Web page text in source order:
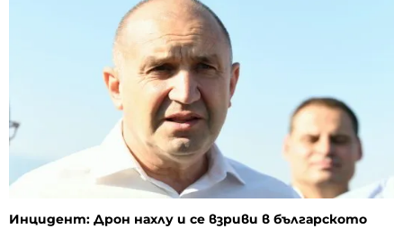
Инцидент: Дрон нахлу и се взриви в българското